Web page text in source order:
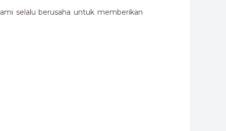
selalu berusaha untuk memberikan